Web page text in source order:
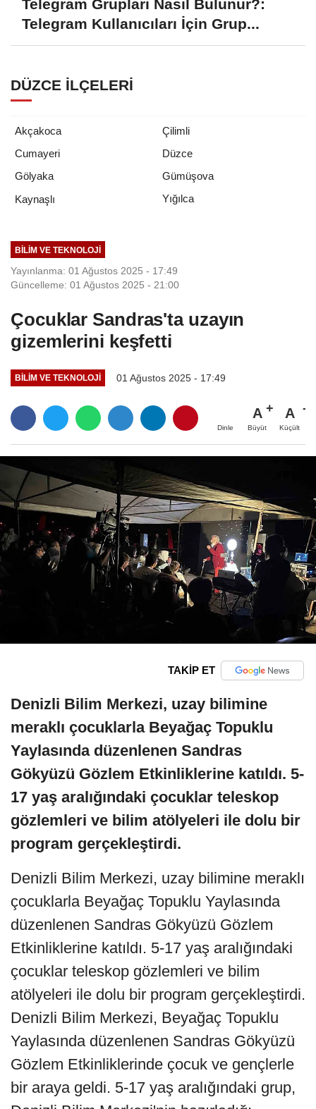
Telegram Grupları Nasıl Bulunur?:
Telegram Kullanıcıları İçin Grup...
DÜZCE İLÇELERI
Akçakoca
Çilimli
Cumayeri
Düzce
Gölyaka
Gümüşova
Kaynaşlı
Yığılca
BILIM VE TEKNOLOJI
Yayınlanma: 01 Ağustos 2025 - 17:49
Güncelleme: 01 Ağustos 2025 - 21:00
Çocuklar Sandras'ta uzayın
gizemlerini keşfetti
BILIM VE TEKNOLOJI 01 Ağustos 2025 - 17:49
Dinle
A
Büyüt
A
Küçült
TAKİP ET
Denizli Bilim Merkezi, uzay bilimine
meraklı çocuklarla Beyağaç Topuklu
Yaylasında düzenlenen Sandras
Gökyüzü Gözlem Etkinliklerine katıldı. 5-
17 yaş aralığındaki çocuklar teleskop
gözlemleri ve bilim atölyeleri ile dolu bir
program gerçekleştirdi.
Denizli Bilim Merkezi, uzay bilimine meraklı
çocuklarla Beyağaç Topuklu Yaylasında
düzenlenen Sandras Gökyüzü Gözlem
Etkinliklerine katıldı. 5-17 yaş aralığındaki
çocuklar teleskop gözlemleri ve bilim
atölyeleri ile dolu bir program gerçekleştirdi.
Denizli Bilim Merkezi, Beyağaç Topuklu
Yaylasında düzenlenen Sandras Gökyüzü
Gözlem Etkinliklerinde çocuk ve gençlerle
bir araya geldi. 5-17 yaş aralığındaki grup,